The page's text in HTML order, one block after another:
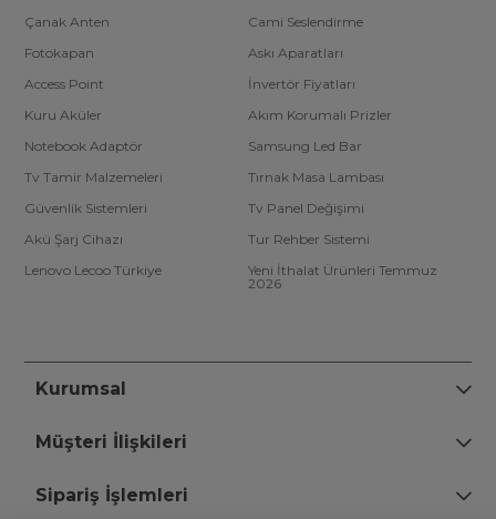
Çanak Anten
Cami Seslendirme
Fotokapan
Askı Aparatları
Access Point
İnvertör Fiyatları
Kuru Aküler
Akım Korumalı Prizler
Notebook Adaptör
Samsung Led Bar
Tv Tamir Malzemeleri
Tırnak Masa Lambası
Güvenlik Sistemleri
Tv Panel Değişimi
Akü Şarj Cihazı
Tur Rehber Sistemi
Lenovo Lecoo Türkiye
Yeni İthalat Ürünleri Temmuz
2026
Kurumsal
Müşteri İlişkileri
Sipariş İşlemleri